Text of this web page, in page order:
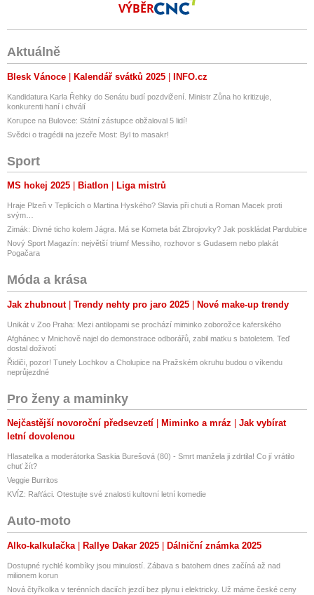
VÝBĚR
Aktuálně
Blesk Vánoce Kalendář svátků 2025 INFO.cz
Kandidatura Karla Řehky do Senátu budí pozdvižení. Ministr Zůna ho kritizuje,
konkurenti haní i chválí
Korupce na Bulovce: Státní zástupce obžaloval 5 lidí!
Svědci o tragédii na jezeře Most: Byl to masakr!
Sport
MS hokej 2025 Biatlon Liga mistrů
Hraje Plzeň v Teplicích o Martina Hyského? Slavia při chuti a Roman Macek proti
svým…
Zimák: Divné ticho kolem Jágra. Má se Kometa bát Zbrojovky? Jak poskládat Pardubice
Nový Sport Magazín: největší triumf Messiho, rozhovor s Gudasem nebo plakát
Pogačara
Móda a krása
Jak zhubnout Trendy nehty pro jaro 2025 Nové make-up trendy
Unikát v Zoo Praha: Mezi antilopami se prochází miminko zoborožce kaferského
Afghánec v Mnichově najel do demonstrace odborářů, zabil matku s batoletem. Teď
dostal doživotí
Řidiči, pozor! Tunely Lochkov a Cholupice na Pražském okruhu budou o víkendu
neprůjezdné
Pro ženy a maminky
Nejčastější novoroční předsevzetí Miminko a mráz
Jak vybírat
letní dovolenou
Hlasatelka a moderátorka Saskia Burešová (80) - Smrt manžela ji zdrtila! Co jí vrátilo
chuť žít?
Veggie Burritos
KVÍZ: Rafťáci. Otestujte své znalosti kultovní letní komedie
Auto-moto
Alko-kalkulačka Rallye Dakar 2025 Dálniční známka 2025
Dostupné rychlé kombíky jsou minulostí. Zábava s batohem dnes začíná až nad
milionem korun
Nová čtyřkolka v terénních daciích jezdí bez plynu i elektricky. Už máme české ceny